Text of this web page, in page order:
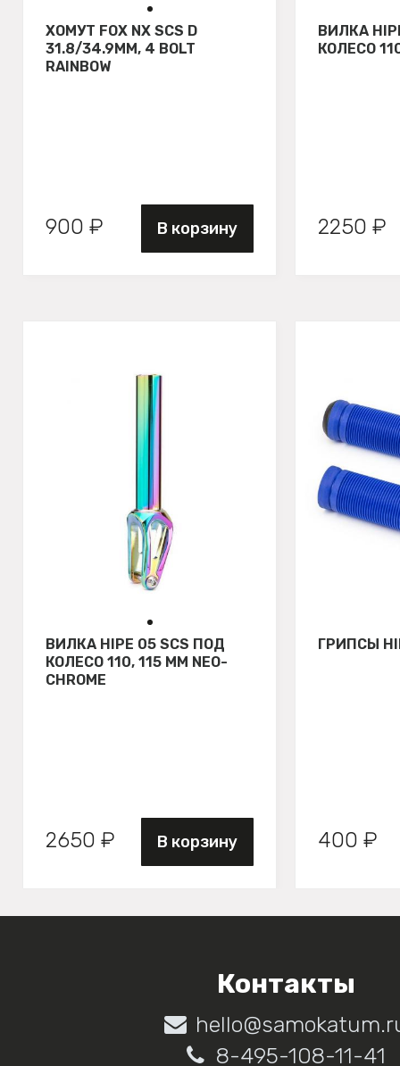
ХОМУТ FOX NX SCS D
31.8/34.9MM, 4 BOLT
RAINBOW
900 ₽ В корзину
ВИЛКА
КОЛЕСО
2250 ₽
ВИЛКА HIPE 05 SCS ПОД
КОЛЕСО 110, 115 ММ NEO-
CHROME
2650 ₽ В корзину
ГРИПСЫ
400 ₽
Контакты
8-495-108-11-41